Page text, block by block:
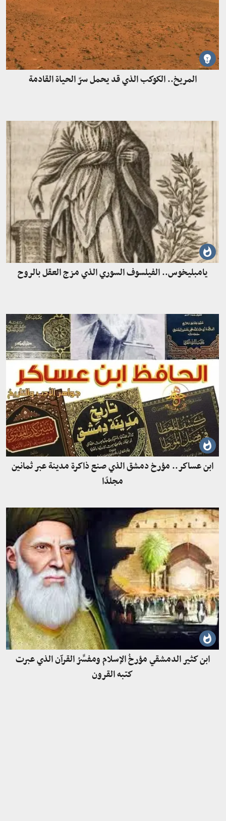
المريخ.. الكوكب الذي قد يحمل سرّ الحياة القادمة
يامبليخوس.. الفيلسوف السوري الذي مزج العقل بالروح
ابن عساكر.. مؤرخ دمشق الذي صنع ذاكرة مدينة عبر ثمانين
مجلدًا
ابن كثير الدمشقي مؤرخُ الإسلام ومفسِّرُ القرآن الذي عبرت
كتبه القرون